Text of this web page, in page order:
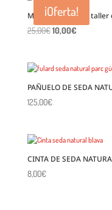
¡Oferta!
Mandala en seda:
25,00€El
era:
25,00€.
10,00€El
es:
10,00€.
PAÑUELO DE SEDA
125,00€
CINTA DE SEDA
8,00€